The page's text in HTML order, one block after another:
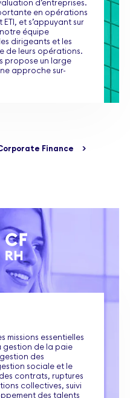
d’entreprises.
en opérations
et s’appuyant sur
notre équipe
dirigeants et les
de leurs opérations.
propose un large
approche sur-
Finance >
missions essentielles
gestion de la paie
des
sociale et le
contrats, ruptures
collectives, suivi
des talents